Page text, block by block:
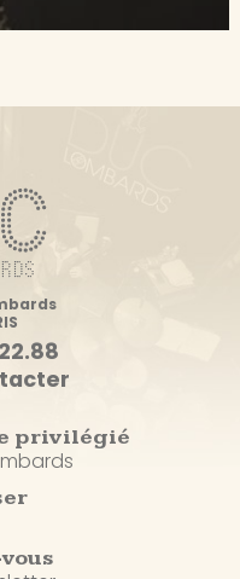
privilégié